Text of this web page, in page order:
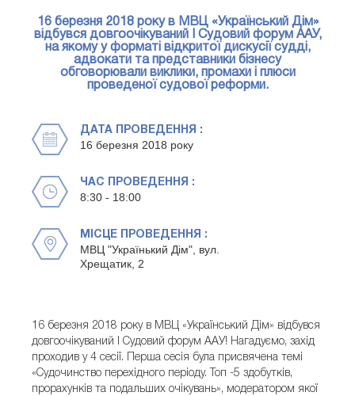
16 березня 2018 року в МВЦ «Український Дім»
відбувся довгоочікуваний I Судовий форум ААУ,
на якому у форматі відкритої дискусії судді,
адвокати та представники бізнесу
обговорювали виклики, промахи і плюси
проведеної судової реформи.
ДАТА ПРОВЕДЕННЯ :
16 березня 2018 року
ЧАС ПРОВЕДЕННЯ :
8:30 - 18:00
МІСЦЕ ПРОВЕДЕННЯ :
МВЦ "Українький Дім", вул.
Хрещатик, 2
16 березня 2018 року в МВЦ «Український Дім» відбувся
довгоочікуваний I Судовий форум ААУ! Нагадуємо, захід
проходив у 4 сесії. Перша сесія була присвячена темі
«Судочинство перехідного періоду. Топ -5 здобутків,
прорахунків та подальших очікувань», модератором якої